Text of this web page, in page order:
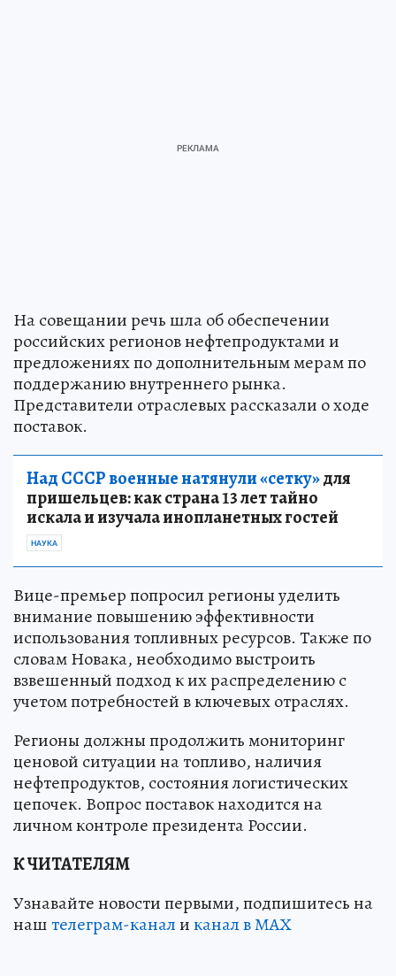
На совещании речь шла об обеспечении
российских регионов нефтепродуктами и
предложениях по дополнительным мерам по
поддержанию внутреннего рынка.
Представители отраслевых рассказали о ходе
поставок.
Над СССР военные натянули «сетку»для
пришельцев: как страна 13 лет тайно
искала и изучала инопланетных гостей
НАУКА
Вице-премьер попросил регионы уделить
внимание повышению эффективности
использования топливных ресурсов. Также по
словам Новака, необходимо выстроить
взвешенный подход к их распределению с
учетом потребностей в ключевых отраслях.
Регионы должны продолжить мониторинг
ценовой ситуации на топливо, наличия
нефтепродуктов, состояния логистических
цепочек. Вопрос поставок находится на
личном контроле президента России.
К ЧИТАТЕЛЯМ
Узнавайте новости первыми, подпишитесь на
наштелеграм-каналиканал в МАХ